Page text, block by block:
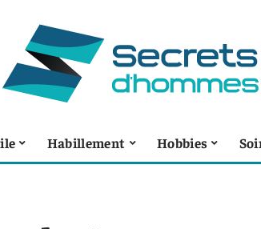
Habillement Hobbies